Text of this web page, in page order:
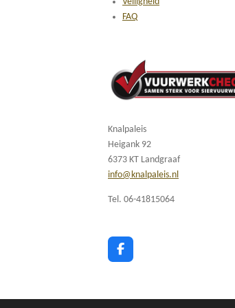
FAQ
Knalpaleis
Heigank 92
6373 KT Landgraaf
info@knalpaleis.nl
Tel. 06-41815064
F
a
b